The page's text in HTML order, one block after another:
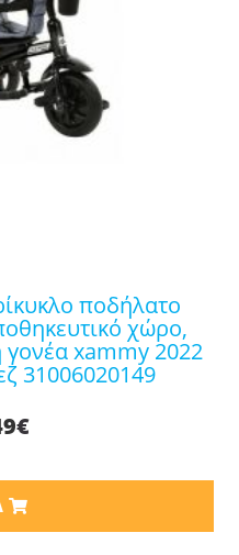
χώρο,
γονέα xammy 2022
31006020149
€